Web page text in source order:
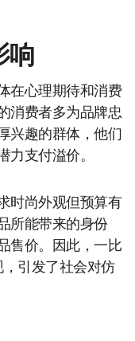
响
在心理期待和消费
消费者多为品牌忠
兴趣的群体，他们
力支付溢价。
时尚外观但预算有
所能带来的身份
售价。因此，一比
，引发了社会对仿